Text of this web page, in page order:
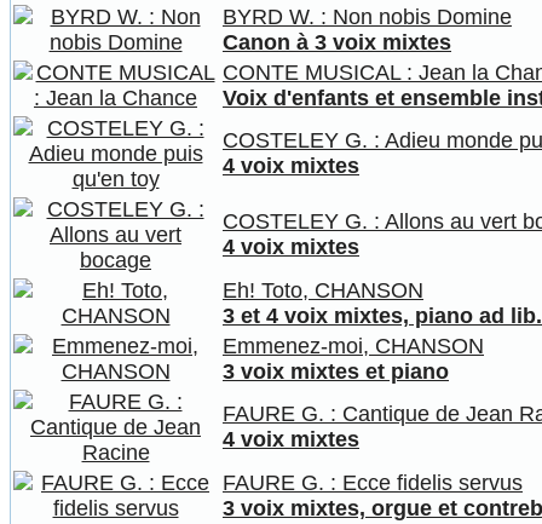
BYRD W. : Non nobis Domine
Canon à 3 voix mixtes
CONTE MUSICAL : Jean la
Voix d'enfants et ensemble
COSTELEY G. : Adieu monde
4 voix mixtes
COSTELEY G. : Allons au vert
4 voix mixtes
Eh! Toto, CHANSON
3 et 4 voix mixtes, piano ad lib.
Emmenez-moi, CHANSON
3 voix mixtes et piano
FAURE G. : Cantique de Jean
4 voix mixtes
FAURE G. : Ecce fidelis servus
3 voix mixtes, orgue et